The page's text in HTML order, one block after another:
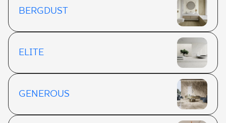
BERGDUST
ELITE
GENEROUS